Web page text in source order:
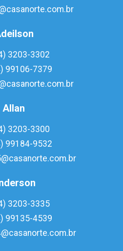
3203-3302
99106-7379
Allan
3203-3300
99184-9532
3203-3335
99135-4539